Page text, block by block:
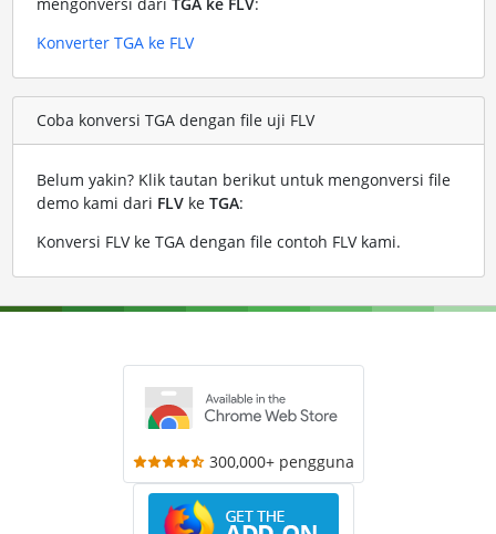
Konverter TGA ke FLV
Coba konversi TGA dengan file uji FLV
Belum yakin? Klik tautan berikut untuk mengonversi file
demo kami dari FLVke TGA:
Konversi FLV ke TGA dengan file contoh FLV kami.
300,000+ pengguna